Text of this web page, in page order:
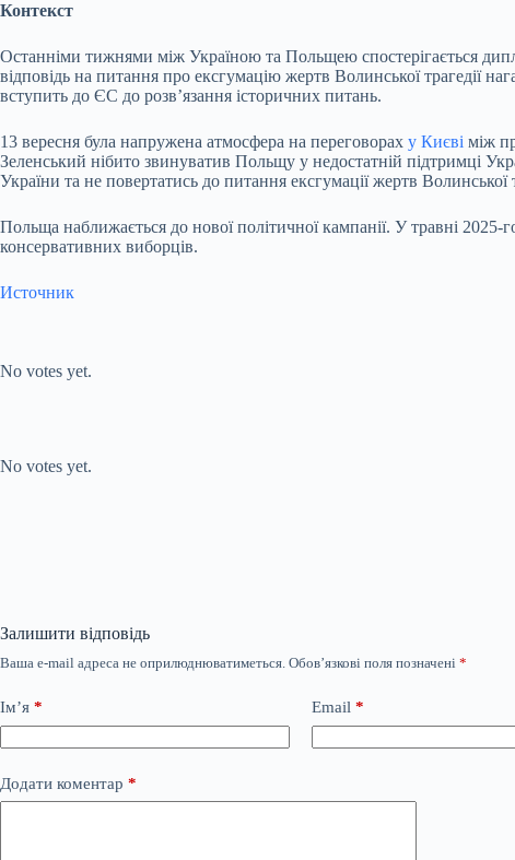
Контекст
Останніми тижнями між Україною та Польщею спостерігається
відповідь на питання про ексгумацію жертв Волинської трагедії
вступить до ЄС до розвʼязання історичних питань.
13 вересня була напружена атмосфера на переговорах у Києві між
Зеленський нібито звинуватив Польщу у недостатній підтримці
України та не повертатись до питання ексгумації жертв Волинської
Польща наближається до нової політичної кампанії. У травні
консервативних виборців.
Источник
No votes yet.
No votes yet.
Залишити відповідь
Ваша e-mail адреса не оприлюднюватиметься. Обов’язкові поля позначені *
Ім’я * Email *
Додати коментар *